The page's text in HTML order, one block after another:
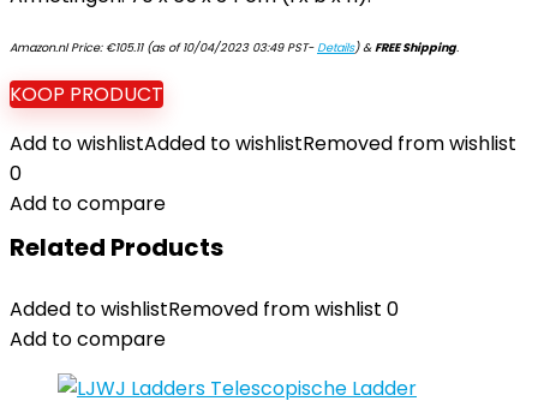
Amazon.nl Price: €105.11(as of 10/04/2023 03:49 PST-Details)&FREE Shipping.
KOOP PRODUCT
Add to wishlistAdded to wishlistRemoved from wishlist
0
Add to compare
Related Products
Added to wishlistRemoved from wishlist 0
Add to compare